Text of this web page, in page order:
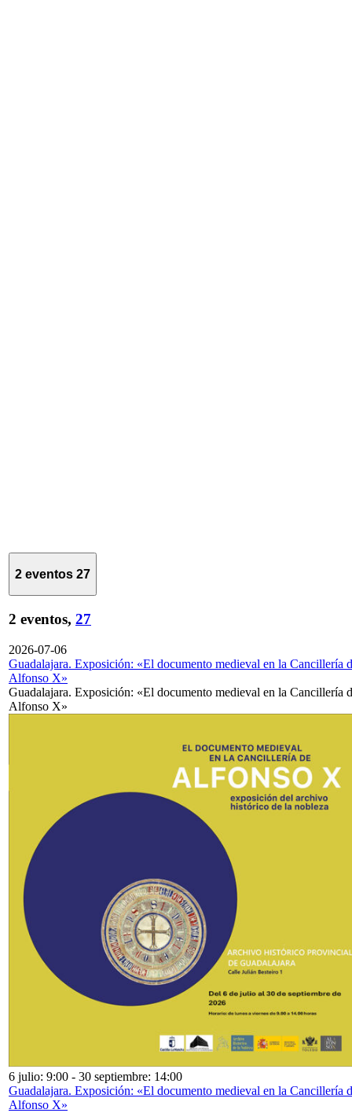
2 eventos 27
2 eventos, 27
2026-07-06
Guadalajara. Exposición: «El documento medieval en la Cancillería
Alfonso X»
Guadalajara. Exposición: «El documento medieval en la Cancillería
Alfonso X»
6 julio: 9:00 - 30 septiembre: 14:00
Guadalajara. Exposición: «El documento medieval en la Cancillería
Alfonso X»